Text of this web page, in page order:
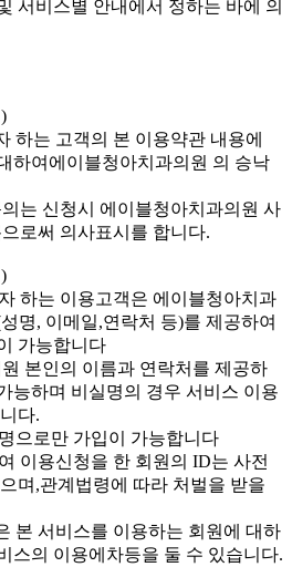
서비스별 안내에서 정하는 바에 의
하는 고객의 본 이용약관 내용에
하여에이블청아치과의원 의 승낙
는 신청시 에이블청아치과의원 사
로써 의사표시를 합니다.
하는 이용고객은 에이블청아치과
명, 이메일,연락처 등)를 제공하여
가능합니다
본인의 이름과 연락처를 제공하
능하며 비실명의 경우 서비스 이용
다.
으로만 가입이 가능합니다
이용신청을 한 회원의 ID는 사전
며,관계법령에 따라 처벌을 받을
본 서비스를 이용하는 회원에 대하
스의 이용에차등을 둘 수 있습니다.